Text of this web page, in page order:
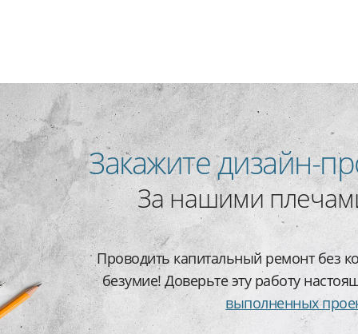
Закажите дизайн-
За нашими
Проводить капитальный ремонт без
безумие! Доверьте эту работу
выполненных